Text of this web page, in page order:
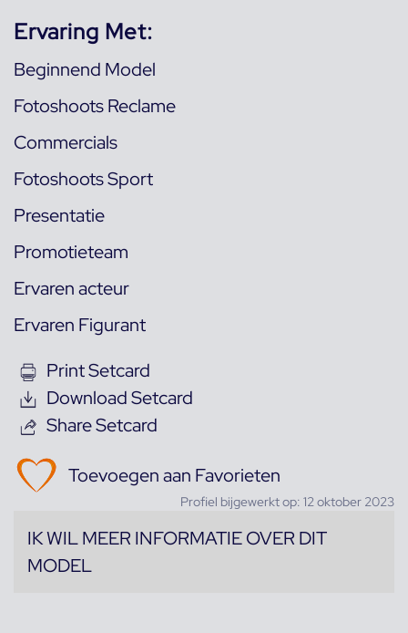
Ervaring Met:
Beginnend Model
Fotoshoots Reclame
Commercials
Fotoshoots Sport
Presentatie
Promotieteam
Ervaren acteur
Ervaren Figurant
Print Setcard
Download Setcard
Share Setcard
Toevoegen aan Favorieten
Profiel bijgewerkt op: 12 oktober 2023
IK WIL MEER INFORMATIE OVER DIT
MODEL